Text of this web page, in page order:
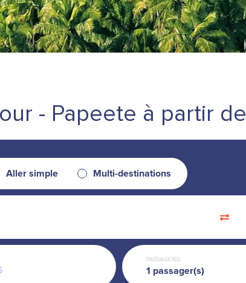
- Papeete à partir de
Aller simple Multi-destinations
PASSAGER(S)
1 passager(s)